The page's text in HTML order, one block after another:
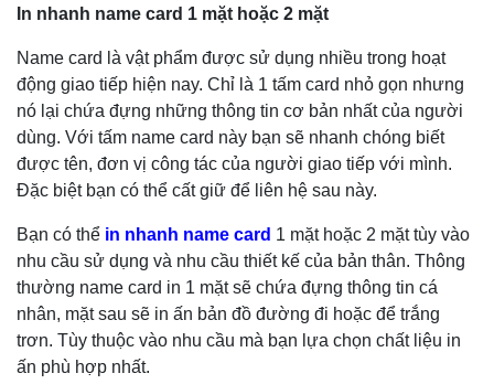
In nhanh name card 1 mặt hoặc 2 mặt
Name card là vật phẩm được sử dụng nhiều trong hoạt
động giao tiếp hiện nay. Chỉ là 1 tấm card nhỏ gọn nhưng
nó lại chứa đựng những thông tin cơ bản nhất của người
dùng. Với tấm name card này bạn sẽ nhanh chóng biết
được tên, đơn vị công tác của người giao tiếp với mình.
Đặc biệt bạn có thể cất giữ để liên hệ sau này.
Bạn có thể in nhanh name card 1 mặt hoặc 2 mặt tùy vào
nhu cầu sử dụng và nhu cầu thiết kế của bản thân. Thông
thường name card in 1 mặt sẽ chứa đựng thông tin cá
nhân, mặt sau sẽ in ấn bản đồ đường đi hoặc để trắng
trơn. Tùy thuộc vào nhu cầu mà bạn lựa chọn chất liệu in
ấn phù hợp nhất.